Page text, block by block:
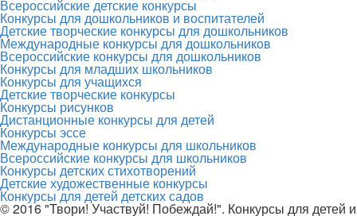
Всероссийские детские конкурсы
Конкурсы для дошкольников и воспитателей
Детские творческие конкурсы для дошкольников
Международные конкурсы для дошкольников
Всероссийские конкурсы для дошкольников
Конкурсы для младших школьников
Конкурсы для учащихся
Детские творческие конкурсы
Конкурсы рисунков
Дистанционные конкурсы для детей
Конкурсы эссе
Международные конкурсы для школьников
Всероссийские конкурсы для школьников
Конкурсы детских стихотворений
Детские художественные конкурсы
Конкурсы для детей детских садов
© 2016 "Твори! Участвуй! Побеждай!". Конкурсы для детей и